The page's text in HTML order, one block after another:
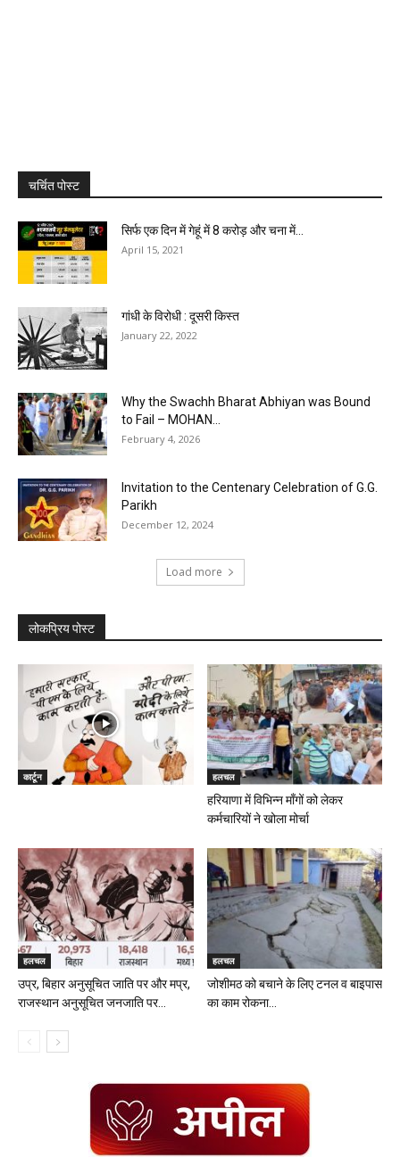
चर्चित पोस्ट
सिर्फ एक दिन में गेहूं में 8 करोड़ और चना में...
April 15, 2021
गांधी के विरोधी : दूसरी किस्त
January 22, 2022
Why the Swachh Bharat Abhiyan was Bound
to Fail – MOHAN...
February 4, 2026
Invitation to the Centenary Celebration of G.G.
Parikh
December 12, 2024
Load more
लोकप्रिय पोस्ट
कार्टून हलचल
हरियाणा में विभिन्न माँगों को लेकर
कर्मचारियों ने खोला मोर्चा
हलचल
उप्र, बिहार अनुसूचित जाति पर और मप्र,
राजस्थान अनुसूचित जनजाति पर...
हलचल
जोशीमठ को बचाने के लिए टनल व बाइपास
का काम रोकना...